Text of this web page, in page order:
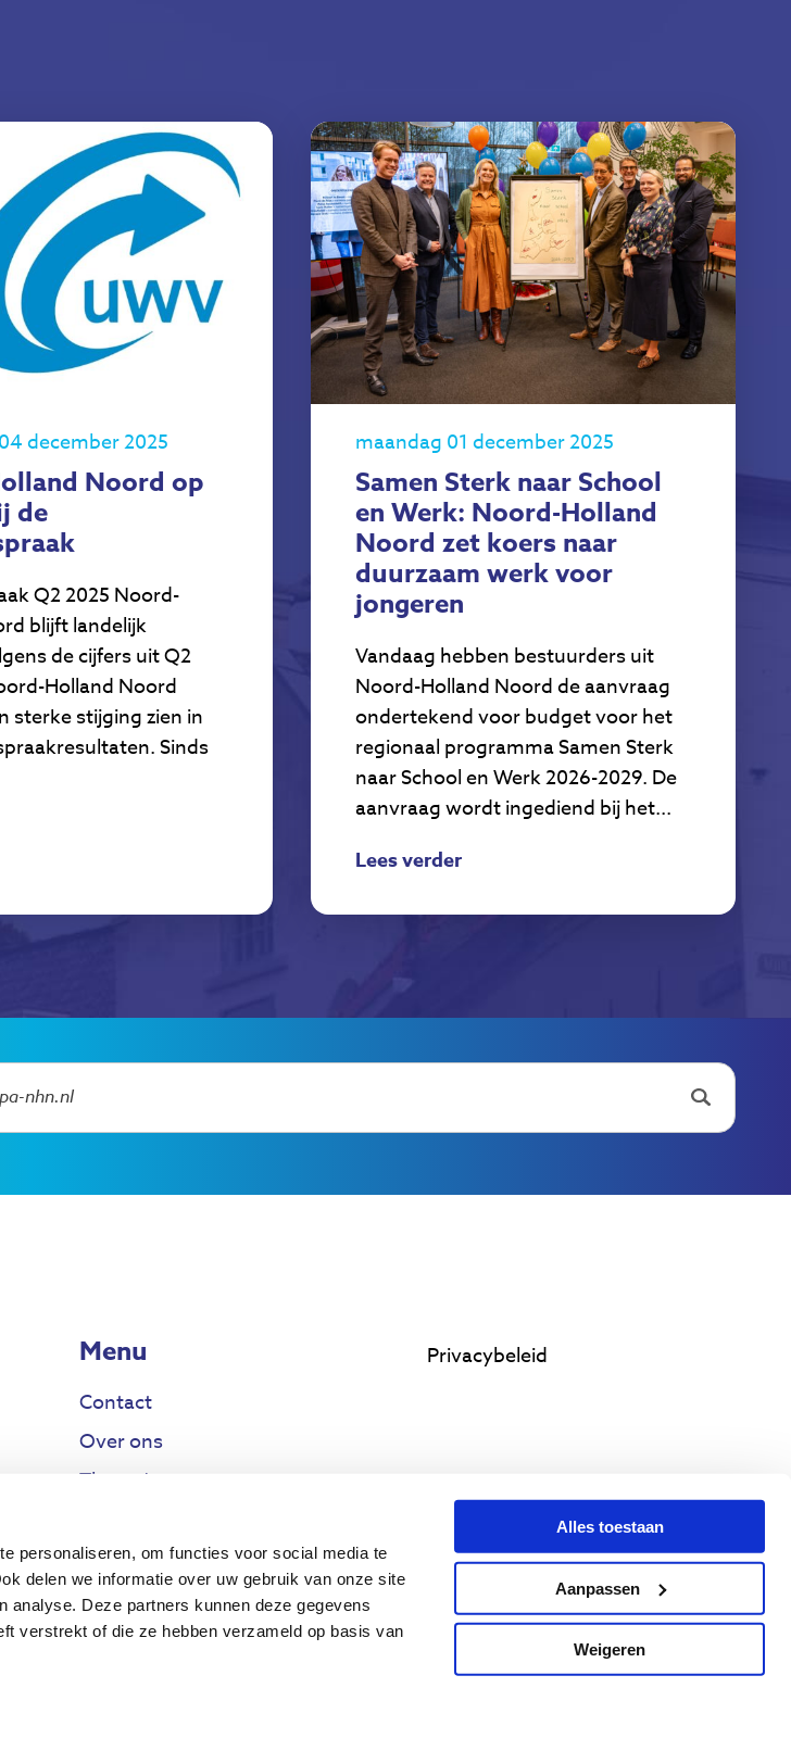
personaliseren, om functies voor social media te
delen we informatie over uw gebruik van onze site
analyse. Deze partners kunnen deze gegevens
verstrekt of die ze hebben verzameld op basis van
Alles toestaan
Aanpassen
Weigeren
december 2025
Noord op
de
Q2 2025 Noord-
blijft landelijk
de cijfers uit Q2
Holland Noord
sterke stijging zien in
Sinds
maandag 01 december 2025
Samen Sterk naar School
en Werk: Noord-Holland
Noord zet koers naar
duurzaam werk voor
jongeren
Vandaag hebben bestuurders uit
Noord-Holland Noord de aanvraag
ondertekend voor budget voor het
regionaal programma Samen Sterk
naar School en Werk 2026-2029. De
aanvraag wordt ingediend bij het...
Lees verder
Menu
Contact
Over ons
Thema’s
Projecten
Privacybeleid